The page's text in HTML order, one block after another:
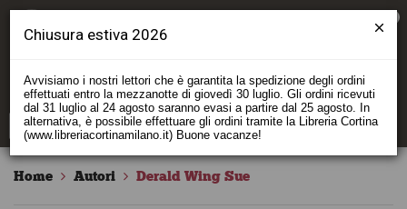
Home Autori Derald Wing Sue
Chiusura estiva 2026
Avvisiamo i nostri lettori che è garantita la spedizione degli ordini
effettuati entro la mezzanotte di giovedì 30 luglio. Gli ordini ricevuti
dal 31 luglio al 24 agosto saranno evasi a partire dal 25 agosto. In
alternativa, è possibile effettuare gli ordini tramite la Libreria Cortina
(www.libreriacortinamilano.it) Buone vacanze!